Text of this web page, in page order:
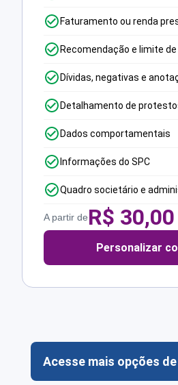
Faturamento ou renda
Recomendação e limite
Dívidas, negativas e
Detalhamento de
Dados comportamentais
Informações do SPC
Quadro societário e
A partir deR$ 30,00
Personalizar
Acesse mais opções